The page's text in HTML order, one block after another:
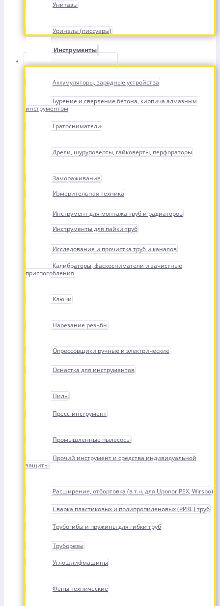
Унитазы
Уриналы (писсуары)
Инструменты
Аккумуляторы, зарядные устройства
Бурение и сверление бетона, кирпича алмазным
инструментом
Гратосниматели
Дрели, шуруповерты, гайковерты, перфораторы
Замораживание
Измерительная техника
Инструмент для монтажа труб и радиаторов
Инструменты для пайки труб
Исследование и прочистка труб и каналов
Калибраторы, фаскосниматели и зачистные
приспособления
Ключи
Нарезание резьбы
Опрессовщики ручные и электрические
Оснастка для инструментов
Пилы
Пресс-инструмент
Промышленные пылесосы
Прочий инструмент и средства индивидуальной
защиты
Расширение, отбортовка (в т.ч. для Uponor PEX, Wirsbo)
Сварка пластиковых и полипропиленовых (PPRC) труб
Трубогибы и пружины для гибки труб
Труборезы
Углошлифмашины
Фены технические